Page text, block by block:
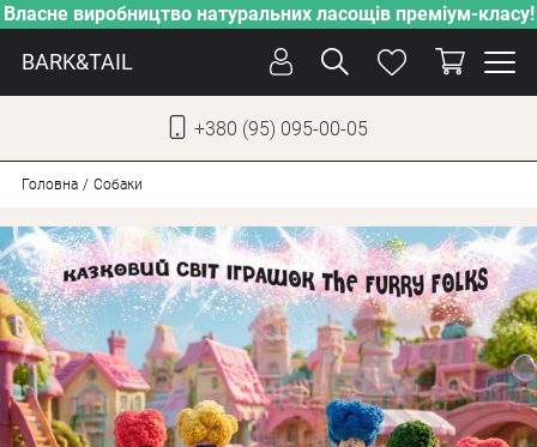
Власне виробництво натуральних ласощів преміум-класу!
BARK&TAIL
+380 (95) 095-00-05
ДОГЛЯД
ПІКЛУВАННЯ
ВІД СПЕКИ
ВЛАСНЕ ВИРОБНИЦТВО
НОВИНКИ
Головна Собаки